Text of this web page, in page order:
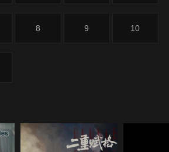
告白，至於王年宇，他心裡只有
8 9 10